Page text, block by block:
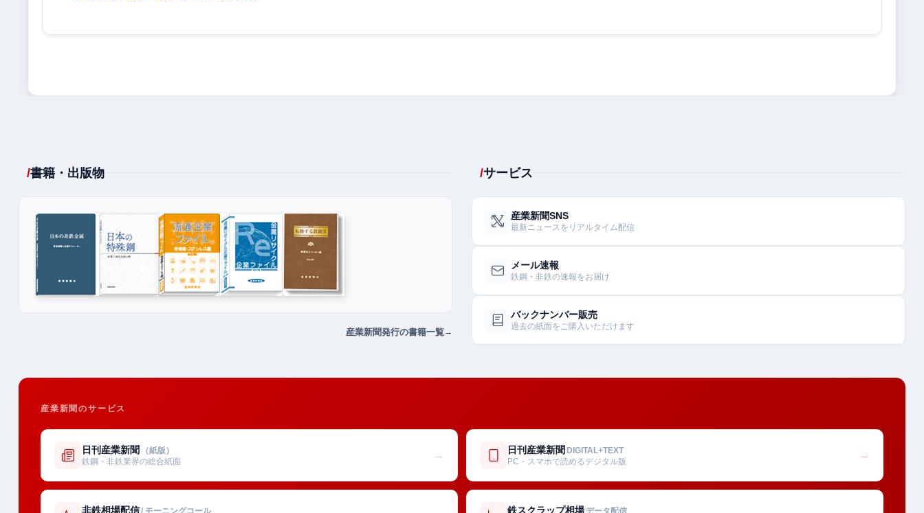
書籍・出版物
産業新聞発行の書籍一覧
サービス
産業新聞SNS
最新ニュースをリアルタイム配信
メール速報
鉄鋼・非鉄の速報をお届け
バックナンバー販売
過去の紙面をご購入いただけます
産業新聞のサービス
日刊産業新聞 （紙版）
鉄鋼・非鉄業界の総合紙面
→ 日刊産業新聞 DIGITAL+TEXT
PC・スマホで読めるデジタル版
→
非鉄相場配信/ モーニングコール 鉄スクラップ相場 データ配信